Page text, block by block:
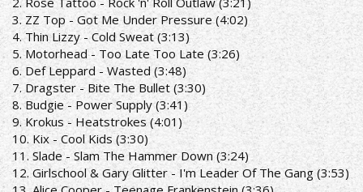
PLAYLIST
3. ZZ Top - Got Me Under Pressure (4:02)
4. Thin Lizzy - Cold Sweat (3:13)
5. Motorhead - Too Late Too Late (3:26)
6. Def Leppard - Wasted (3:48)
7. Dragster - Bite The Bullet (3:30)
8. Budgie - Power Supply (3:41)
9. Krokus - Heatstrokes (4:01)
10. Kix - Cool Kids (3:30)
11. Slade - Slam The Hammer Down (3:24)
12. Girlschool & Gary Glitter - I'm Leader Of The Gang (3:53)